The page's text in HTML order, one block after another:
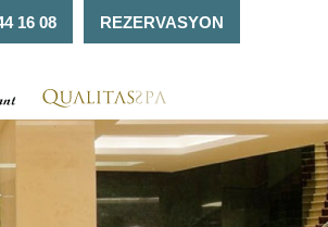
16 08 REZERVASYON